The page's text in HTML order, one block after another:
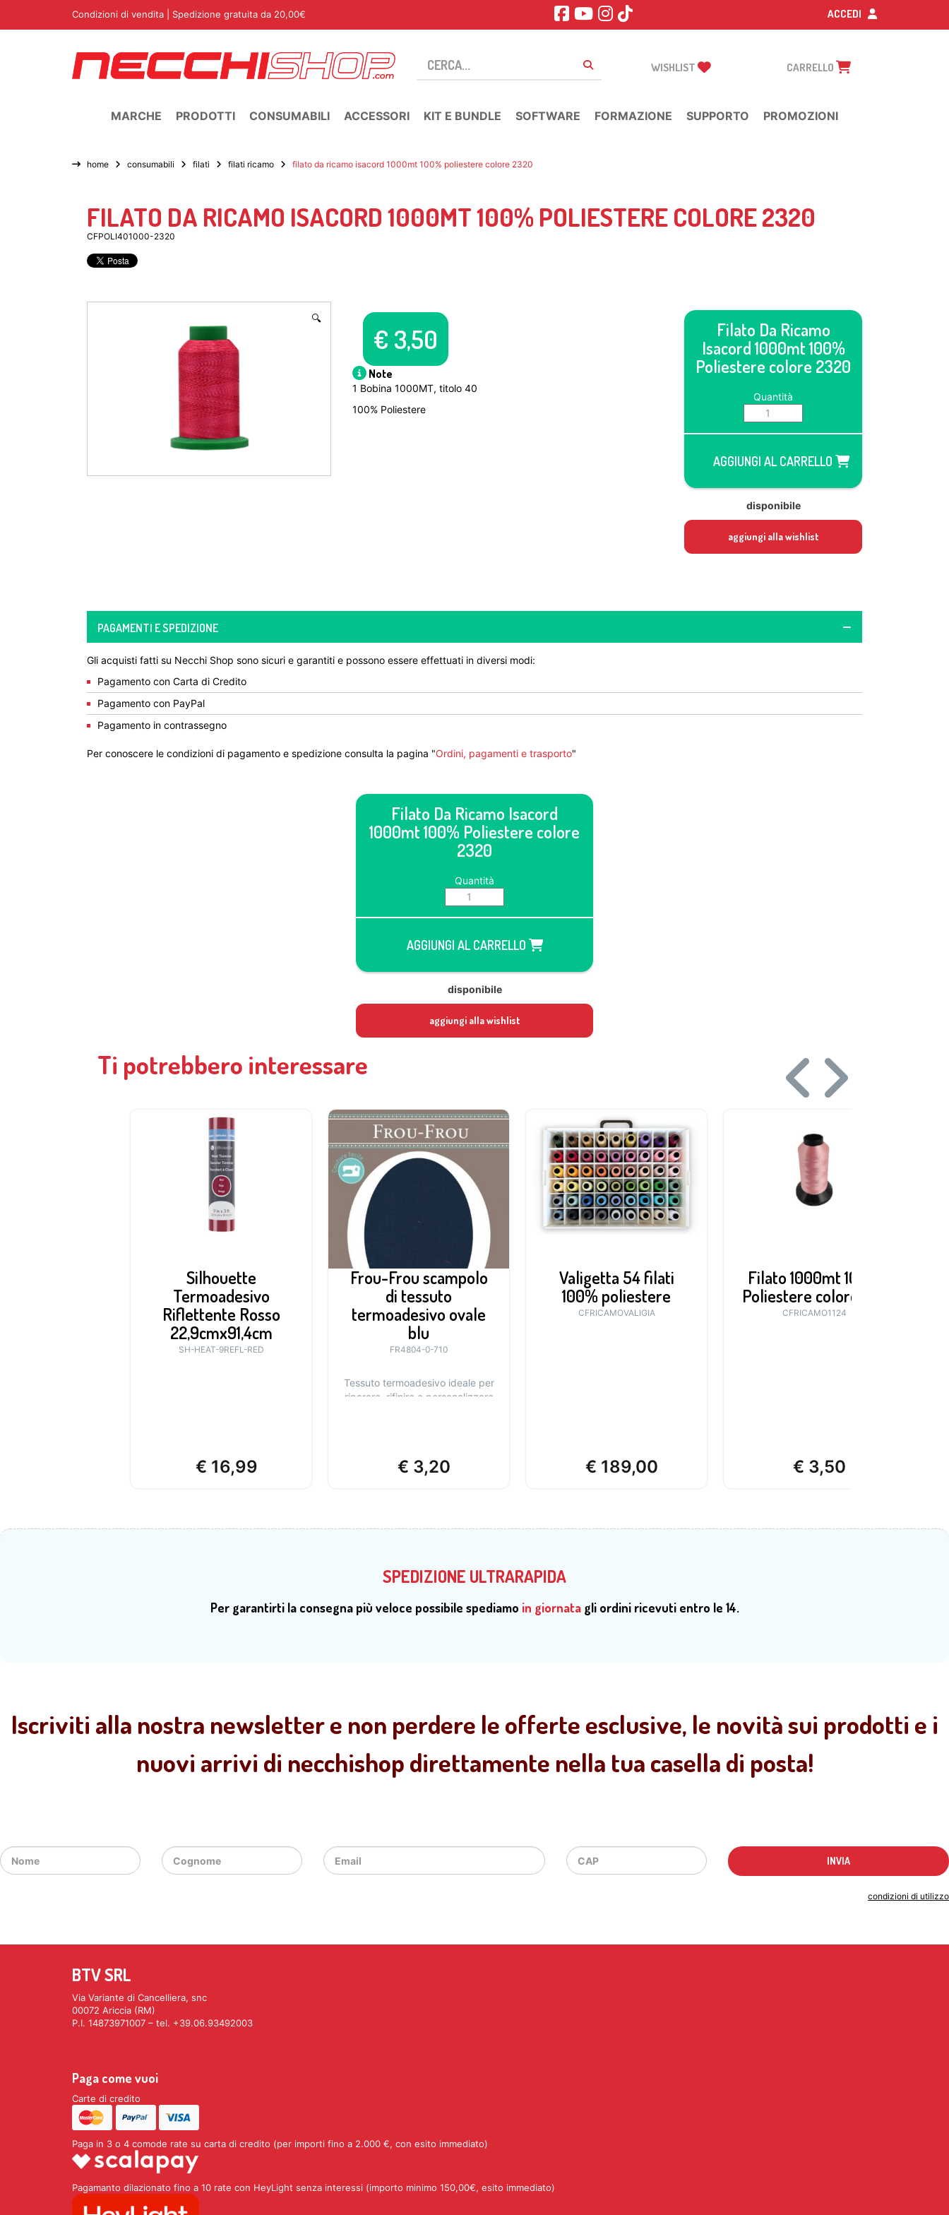
Condizioni di vendita | Spedizione gratuita da 20,00€ ACCEDI
WISHLIST CARRELLO
MARCHE PRODOTTI CONSUMABILI ACCESSORI KIT E BUNDLE SOFTWARE FORMAZIONE SUPPORTO PROMOZIONI
home consumabili filati filati ricamo filato da ricamo isacord 1000mt 100% poliestere colore 2320
FILATO DA RICAMO ISACORD 1000MT 100% POLIESTERE COLORE 2320
CFPOLI401000-2320
🔍
€ 3,50
Note
1 Bobina 1000MT, titolo 40
100% Poliestere
Filato Da Ricamo
Isacord 1000mt 100%
Poliestere colore 2320
Quantità
AGGIUNGI AL CARRELLO
disponibile
aggiungi alla wishlist
PAGAMENTI E SPEDIZIONE
Gli acquisti fatti su Necchi Shop sono sicuri e garantiti e possono essere effettuati in diversi modi:
Pagamento con Carta di Credito
Pagamento con PayPal
Pagamento in contrassegno
Per conoscere le condizioni di pagamento e spedizione consulta la pagina "Ordini, pagamenti e trasporto"
Filato Da Ricamo Isacord
1000mt 100% Poliestere colore
2320
Quantità
AGGIUNGI AL CARRELLO
disponibile
aggiungi alla wishlist
Ti potrebbero interessare
Silhouette
Termoadesivo
Riflettente Rosso
22,9cmx91,4cm
SH-HEAT-9REFL-RED
€ 16,99
Frou-Frou scampolo
di tessuto
termoadesivo ovale
blu
FR4804-0-710
Tessuto termoadesivo ideale per
riparare, rifinire e personalizzare
€ 3,20
Valigetta 54 filati
100% poliestere
CFRICAMOVALIGIA
€ 189,00
Filato 1000mt 100%
Poliestere colore 1124
CFRICAMO1124
€ 3,50
SPEDIZIONE ULTRARAPIDA
Per garantirti la consegna più veloce possibile spediamo in giornatagli ordini ricevuti entro le 14.
Iscriviti alla nostra newsletter e non perdere le offerte esclusive, le novità sui prodotti e i
nuovi arrivi di necchishop direttamente nella tua casella di posta!
condizioni di utilizzo
BTV SRL
Via Variante di Cancelliera, snc
00072 Ariccia (RM)
P.I. 14873971007 – tel. +39.06.93492003
Paga come vuoi
Carte di credito
Paga in 3 o 4 comode rate su carta di credito (per importi fino a 2.000 €, con esito immediato)
Pagamanto dilazionato fino a 10 rate con HeyLight senza interessi (importo minimo 150,00€, esito immediato)